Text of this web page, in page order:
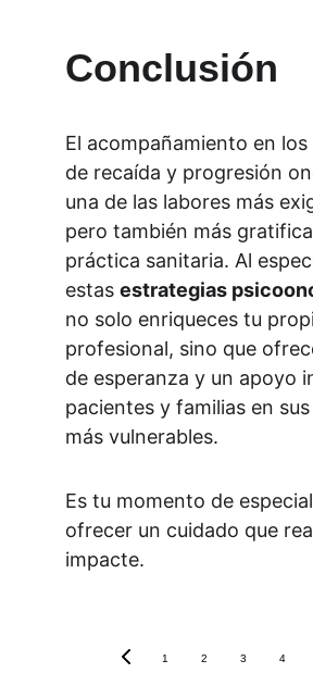
Conclusión
El acompañamiento en
de recaída y progresión
una de las labores más
pero también más
práctica sanitaria. Al
estas estrategias
no solo enriqueces tu
profesional, sino que
de esperanza y un apoyo
pacientes y familias en
más vulnerables.
Es tu momento de
ofrecer un cuidado que
impacte.
1 2 3 4